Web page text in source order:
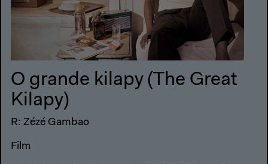
O grande kilapy (The Great
Kilapy)
R: Zézé Gambao
Film